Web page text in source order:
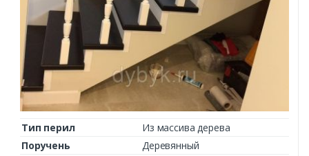
Тип перил
Из массива дерева
Поручень
Деревянный